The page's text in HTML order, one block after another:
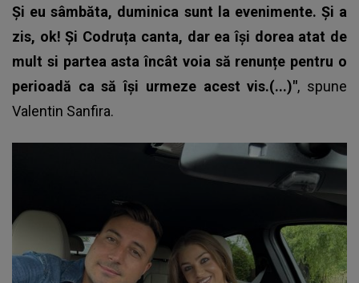
Și eu sâmbăta, duminica sunt la evenimente. Și a
zis, ok! Și Codruța canta, dar ea îşi dorea atat de
mult si partea asta încât voia să renunțe pentru o
perioadă ca să îşi urmeze acest vis.(...)", spune
Valentin Sanfira.